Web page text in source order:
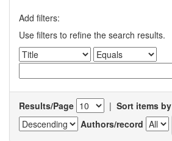
Add filters:
Use filters to refine the search results.
Results/Page | Sort items by
Authors/record